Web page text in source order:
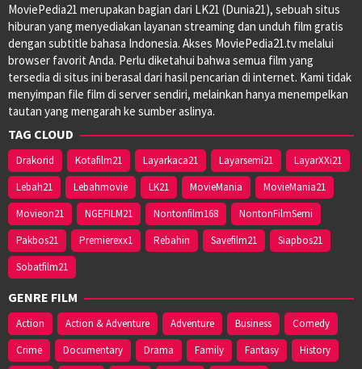
MoviePedia21 merupakan bagian dari LK21 (Dunia21), sebuah situs
hiburan yang menyediakan layanan streaming dan unduh film gratis
dengan subtitle bahasa Indonesia. Akses MoviePedia21.tv melalui
browser favorit Anda. Perlu diketahui bahwa semua film yang
tersedia di situs ini berasal dari hasil pencarian di internet. Kami tidak
menyimpan file film di server sendiri, melainkan hanya menempelkan
tautan yang mengarah ke sumber aslinya.
TAG CLOUD
Drakorid Kotafilm21 Layarkaca21 Layarsemi21
LayarXXi21
Lebah21
Lebahmovie LK21 MovieMania
MovieMania21
Movieon21
NGEFILM21 Nontonfilm168
NontonFilmSemi
Pakbos21
Premierexx1 Rebahin Savefilm21
Siapbos21
Sobatfilm21
GENRE FILM
Action Action & Adventure Adventure Business
Comedy
Crime
Documentary Drama Family Fantasy History